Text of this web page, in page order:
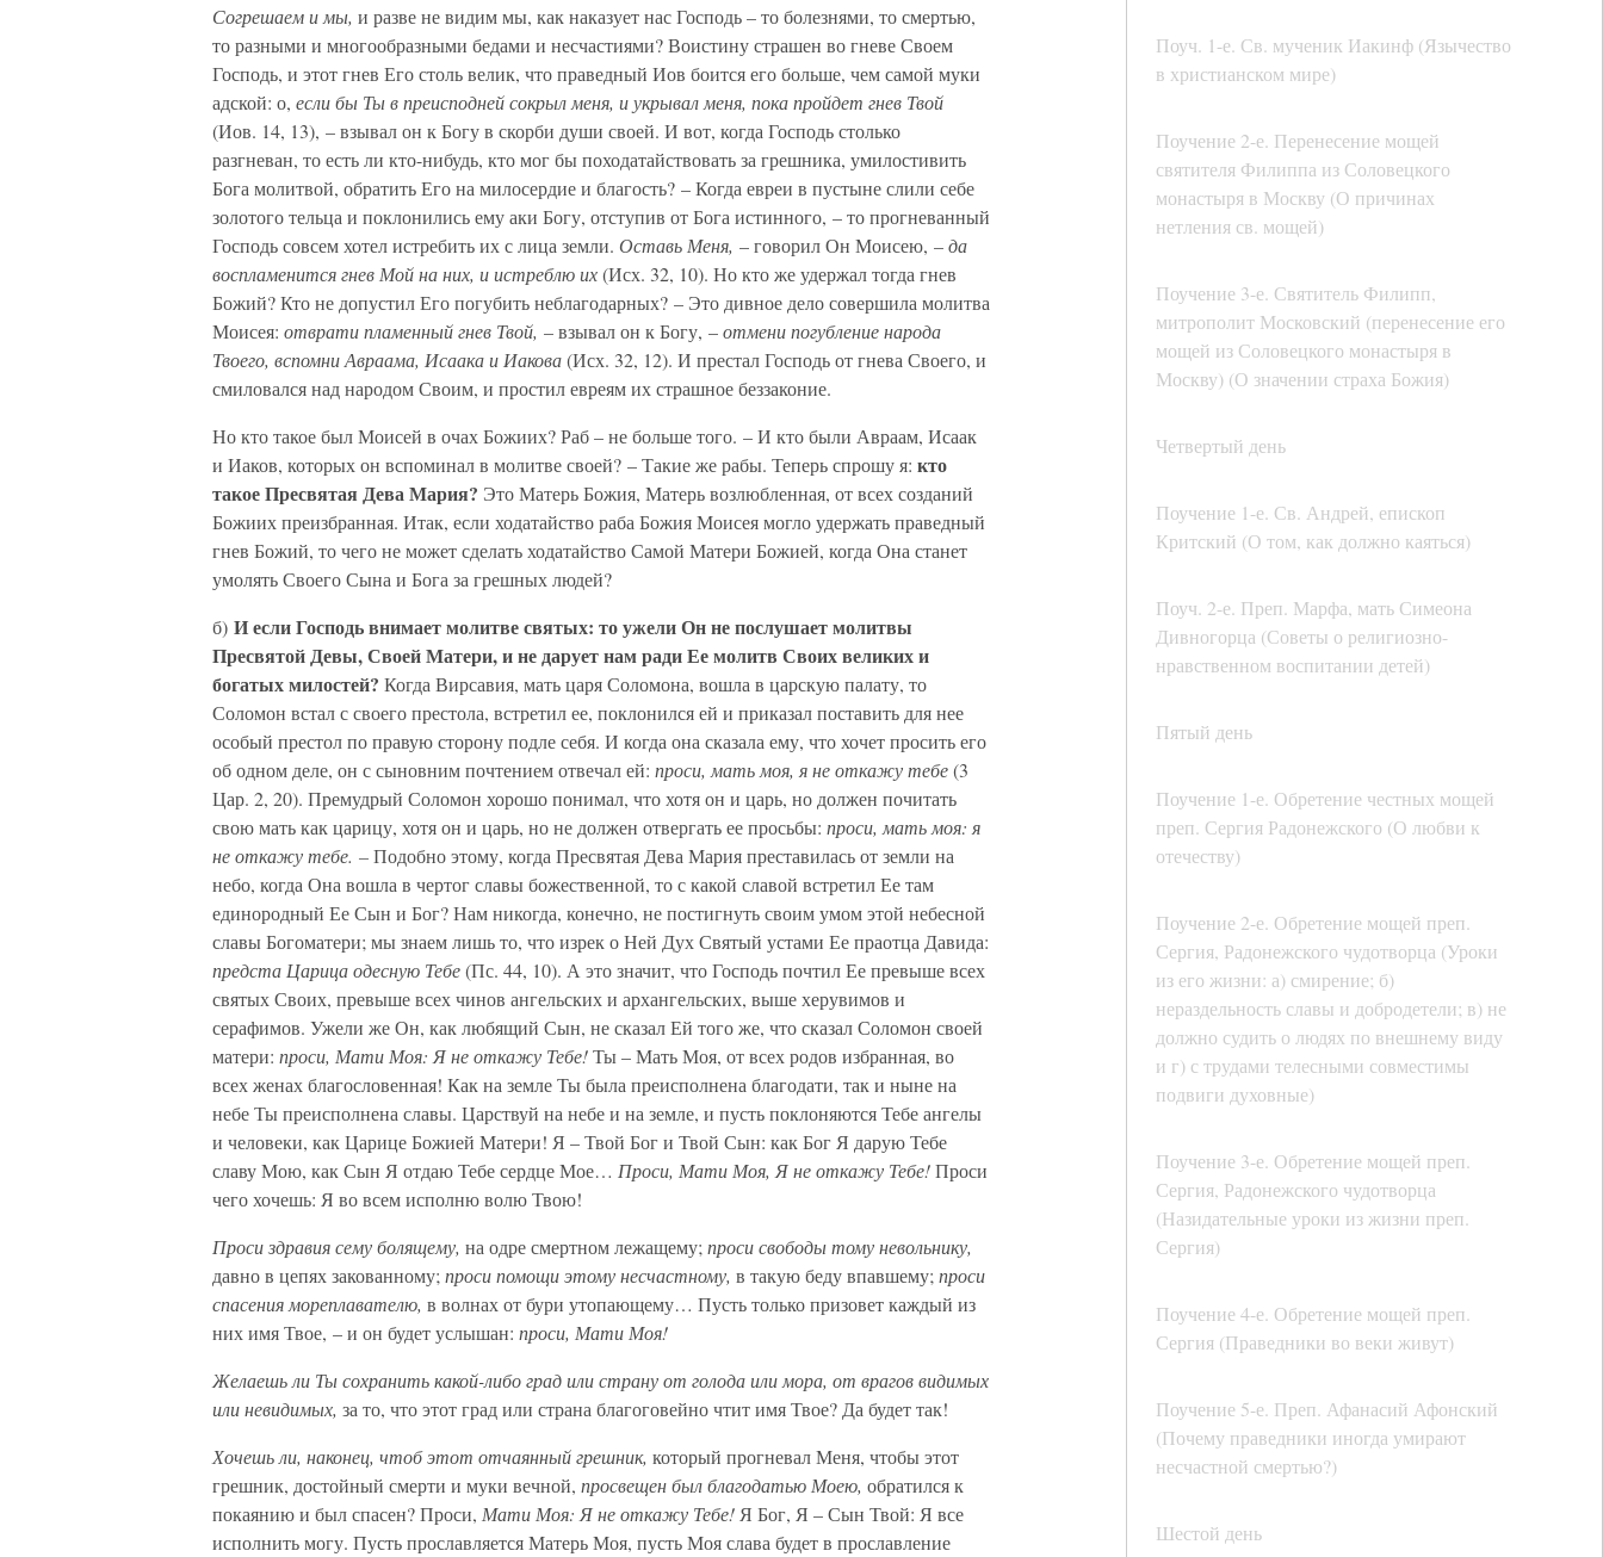
Поуч. 1-е. Св. мученик Иакинф (Язычество
в христианском мире)
Поучение 2-е. Перенесение мощей
святителя Филиппа из Соловецкого
монастыря в Москву (О причинах
нетления св. мощей)
Поучение 3-е. Святитель Филипп,
митрополит Московский (перенесение его
мощей из Соловецкого монастыря в
Москву) (О значении страха Божия)
Четвертый день
Поучение 1-е. Св. Андрей, епископ
Критский (О том, как должно каяться)
Поуч. 2-е. Преп. Марфа, мать Симеона
Дивногорца (Советы о религиозно-
нравственном воспитании детей)
Пятый день
Поучение 1-е. Обретение честных мощей
преп. Сергия Радонежского (О любви к
отечеству)
Поучение 2-е. Обретение мощей преп.
Сергия, Радонежского чудотворца (Уроки
из его жизни: а) смирение; б)
нераздельность славы и добродетели; в) не
должно судить о людях по внешнему виду
и г) с трудами телесными совместимы
подвиги духовные)
Поучение 3-е. Обретение мощей преп.
Сергия, Радонежского чудотворца
(Назидательные уроки из жизни преп.
Сергия)
Поучение 4-е. Обретение мощей преп.
Сергия (Праведники во веки живут)
Поучение 5-е. Преп. Афанасий Афонский
(Почему праведники иногда умирают
несчастной смертью?)
Шестой день
Согрешаем и мы, и разве не видим мы, как наказует нас Господь – то болезнями, то смертью,
то разными и многообразными бедами и несчастиями? Воистину страшен во гневе Своем
Господь, и этот гнев Его столь велик, что праведный Иов боится его больше, чем самой муки
адской: о, если бы Ты в преисподней сокрыл меня, и укрывал меня, пока пройдет гнев Твой
(Иов. 14, 13), – взывал он к Богу в скорби души своей. И вот, когда Господь столько
разгневан, то есть ли кто-нибудь, кто мог бы походатайствовать за грешника, умилостивить
Бога молитвой, обратить Его на милосердие и благость? – Когда евреи в пустыне слили себе
золотого тельца и поклонились ему аки Богу, отступив от Бога истинного, – то прогневанный
Господь совсем хотел истребить их с лица земли. Оставь Меня, – говорил Он Моисею, –да
воспламенится гнев Мой на них, и истреблю их(Исх. 32, 10). Но кто же удержал тогда гнев
Божий? Кто не допустил Его погубить неблагодарных? – Это дивное дело совершила молитва
Моисея: отврати пламенный гнев Твой, – взывал он к Богу, –отмени погубление народа
Твоего, вспомни Авраама, Исаака и Иакова(Исх. 32, 12). И престал Господь от гнева Своего, и
смиловался над народом Своим, и простил евреям их страшное беззаконие.
Но кто такое был Моисей в очах Божиих? Раб – не больше того. – И кто были Авраам, Исаак
и Иаков, которых он вспоминал в молитве своей? – Такие же рабы. Теперь спрошу я: кто
такое Пресвятая Дева Мария? Это Матерь Божия, Матерь возлюбленная, от всех созданий
Божиих преизбранная. Итак, если ходатайство раба Божия Моисея могло удержать праведный
гнев Божий, то чего не может сделать ходатайство Самой Матери Божией, когда Она станет
умолять Своего Сына и Бога за грешных людей?
б) И если Господь внимает молитве святых: то ужели Он не послушает молитвы
Пресвятой Девы, Своей Матери, и не дарует нам ради Ее молитв Своих великих и
богатых милостей? Когда Вирсавия, мать царя Соломона, вошла в царскую палату, то
Соломон встал с своего престола, встретил ее, поклонился ей и приказал поставить для нее
особый престол по правую сторону подле себя. И когда она сказала ему, что хочет просить его
об одном деле, он с сыновним почтением отвечал ей: проси, мать моя, я не откажу тебе(3
Цар. 2, 20). Премудрый Соломон хорошо понимал, что хотя он и царь, но должен почитать
свою мать как царицу, хотя он и царь, но не должен отвергать ее просьбы: проси, мать моя: я
не откажу тебе. –Подобно этому, когда Пресвятая Дева Мария преставилась от земли на
небо, когда Она вошла в чертог славы божественной, то с какой славой встретил Ее там
единородный Ее Сын и Бог? Нам никогда, конечно, не постигнуть своим умом этой небесной
славы Богоматери; мы знаем лишь то, что изрек о Ней Дух Святый устами Ее праотца Давида:
предста Царица одесную Тебе(Пс. 44, 10). А это значит, что Господь почтил Ее превыше всех
святых Своих, превыше всех чинов ангельских и архангельских, выше херувимов и
серафимов. Ужели же Он, как любящий Сын, не сказал Ей того же, что сказал Соломон своей
матери: проси, Мати Моя: Я не откажу Тебе!Ты – Мать Моя, от всех родов избранная, во
всех женах благословенная! Как на земле Ты была преисполнена благодати, так и ныне на
небе Ты преисполнена славы. Царствуй на небе и на земле, и пусть поклоняются Тебе ангелы
и человеки, как Царице Божией Матери! Я – Твой Бог и Твой Сын: как Бог Я дарую Тебе
славу Мою, как Сын Я отдаю Тебе сердце Мое… Проси, Мати Моя, Я не откажу Тебе!Проси
чего хочешь: Я во всем исполню волю Твою!
Проси здравия сему болящему, на одре смертном лежащему; проси свободы тому невольнику,
давно в цепях закованному; проси помощи этому несчастному, в такую беду впавшему; проси
спасения мореплавателю, в волнах от бури утопающему… Пусть только призовет каждый из
них имя Твое, – и он будет услышан: проси, Мати Моя!
Желаешь ли Ты сохранить какой-либо град или страну от голода или мора, от врагов видимых
или невидимых, за то, что этот град или страна благоговейно чтит имя Твое? Да будет так!
Хочешь ли, наконец, чтоб этот отчаянный грешник, который прогневал Меня, чтобы этот
грешник, достойный смерти и муки вечной, просвещен был благодатью Моею, обратился к
покаянию и был спасен? Проси, Мати Моя: Я не откажу Тебе! Я Бог, Я – Сын Твой: Я все
исполнить могу. Пусть прославляется Матерь Моя, пусть Моя слава будет в прославление